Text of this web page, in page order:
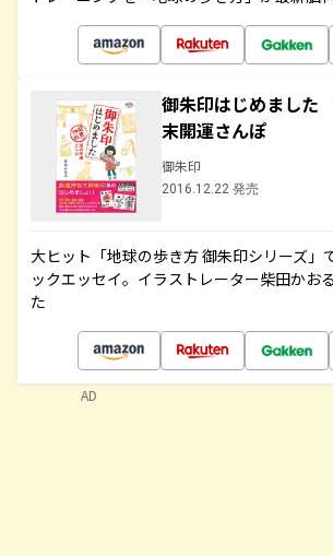
御朱印はじめまし
末開運さんぽ
御朱印
2016.12.22 発売
大ヒット「地球の歩き方 御朱印シリーズ」
ックエッセイ。イラストレーター柴田かお
た
AD